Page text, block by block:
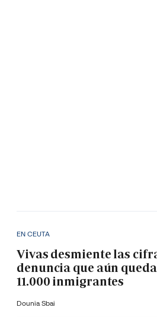
EN CEUTA
Vivas desmiente las
denuncia que aún
11.000 inmigrantes
Dounia Sbai